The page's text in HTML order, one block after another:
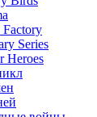
Series
Heroes